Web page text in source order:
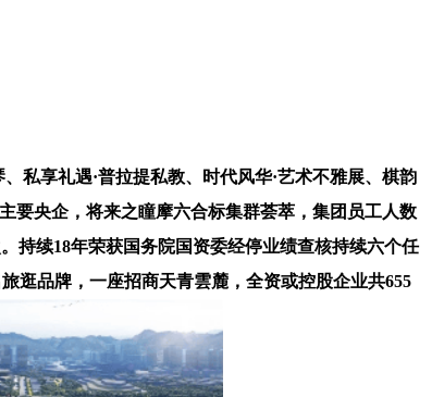
私享礼遇·普拉提私教、时代风华·艺术不雅展、棋韵
要央企，将来之瞳摩六合标集群荟萃，集团员工人数
持续18年荣获国务院国资委经停业绩查核持续六个任
逛品牌，一座招商天青雲麓，全资或控股企业共655